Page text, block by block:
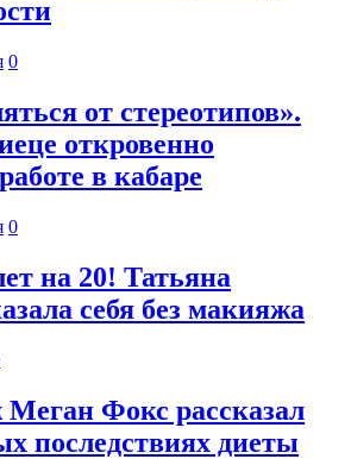
0
от стереотипов».
откровенно
в кабаре
0
на 20! Татьяна
себя без макияжа
Фокс рассказал
последствиях диеты